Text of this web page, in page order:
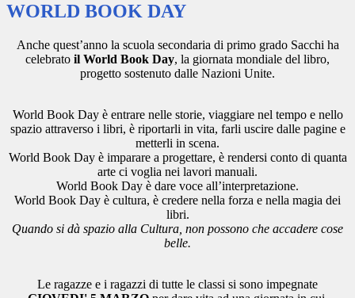
WORLD BOOK DAY
Anche quest’anno la scuola secondaria di primo grado Sacchi ha
celebrato il World Book Day, la giornata mondiale del libro,
progetto sostenuto dalle Nazioni Unite.
World Book Day è entrare nelle storie, viaggiare nel tempo e nello
spazio attraverso i libri, è riportarli in vita, farli uscire dalle pagine e
metterli in scena.
World Book Day è imparare a progettare, è rendersi conto di quanta
arte ci voglia nei lavori manuali.
World Book Day è dare voce all’interpretazione.
World Book Day è cultura, è credere nella forza e nella magia dei
libri.
Quando si dà spazio alla Cultura, non possono che accadere cose
belle.
Le ragazze e i ragazzi di tutte le classi si sono impegnate